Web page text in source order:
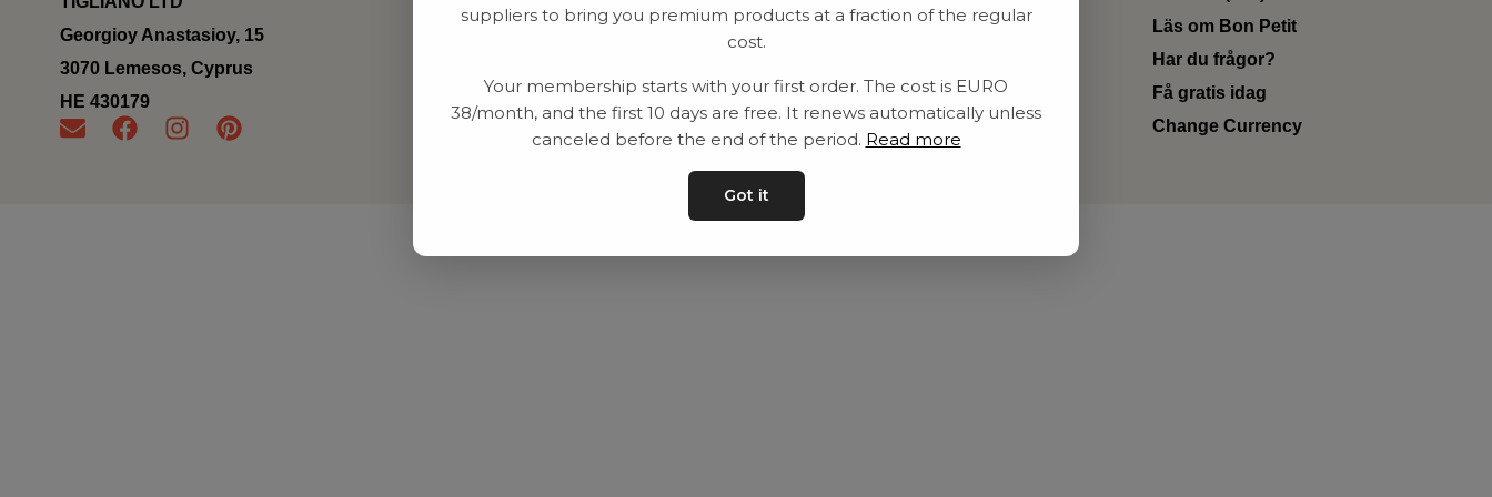
Georgioy Anastasioy, 15
3070 Lemesos, Cyprus
ΗΕ 430179
Utrustning
Contact
Privat policy
Kontakta oss
Läs om Bon Petit
Har du frågor?
Få gratis idag
Change Currency
suppliers to bring you premium products at a fraction of the regular
cost.
Your membership starts with your first order. The cost is EURO
38/month, and the first 10 days are free. It renews automatically unless
canceled before the end of the period. Read more
Got it